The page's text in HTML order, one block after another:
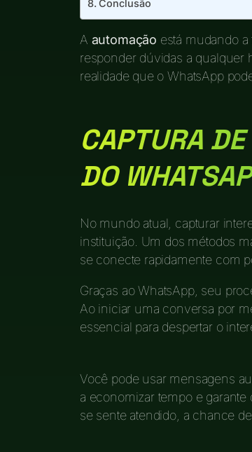
Conclusão
A automação está mudando
responder dúvidas a qualquer
realidade que o WhatsApp
CAPTURA
DO
No mundo atual, capturar
instituição. Um dos métodos
se conecte rapidamente com
Graças ao WhatsApp, seu
Ao iniciar uma conversa por
essencial para despertar o
Você pode usar mensagens
a economizar tempo e
se sente atendido, a chance